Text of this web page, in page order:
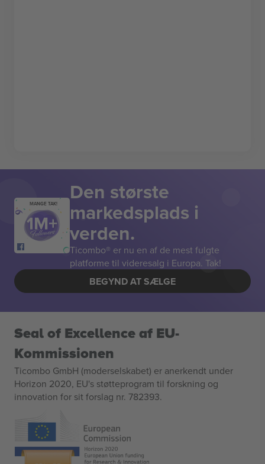
MANGE TAK! Den største
markedsplads i
verden.
Ticombo® er nu en af de mest fulgte
platforme til videresalg i Europa. Tak!
BEGYND AT SÆLGE
Seal of Excellence af EU-
Kommissionen
Ticombo GmbH (moderselskabet) er anerkendt under
Horizon 2020, EU's støtteprogram til forskning og
innovation for sit forslag nr. 782393.